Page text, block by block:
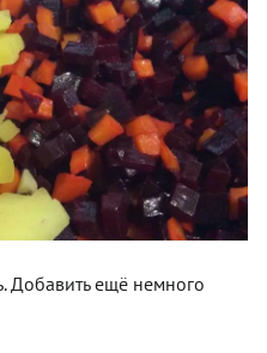
Добавить ещё немного